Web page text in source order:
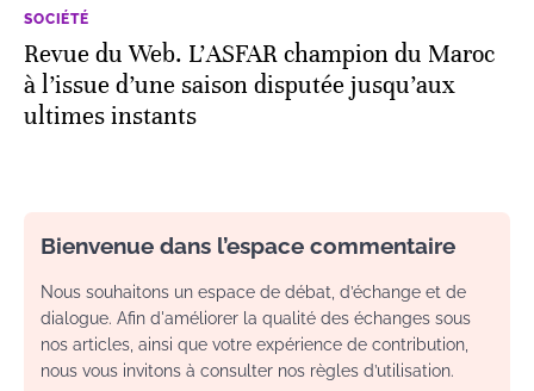
SOCIÉTÉ
Revue du Web. L’ASFAR champion du Maroc
à l’issue d’une saison disputée jusqu’aux
ultimes instants
Bienvenue dans l’espace commentaire
Nous souhaitons un espace de débat, d’échange et de
dialogue. Afin d'améliorer la qualité des échanges sous
nos articles, ainsi que votre expérience de contribution,
nous vous invitons à consulter nos règles d’utilisation.